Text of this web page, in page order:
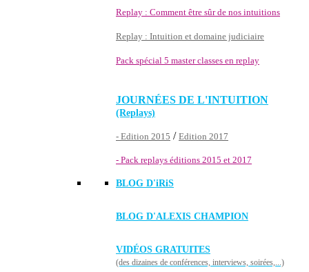
Replay : Comment être sûr de nos intuitions
Replay : Intuition et domaine judiciaire
Pack spécial 5 master classes en replay
JOURNÉES DE L'INTUITION
(Replays)
- Edition 2015 / Edition 2017
- Pack replays éditions 2015 et 2017
BLOG D'iRiS
BLOG D'ALEXIS CHAMPION
VIDÉOS GRATUITES
(des dizaines de conférences, interviews, soirées,...)